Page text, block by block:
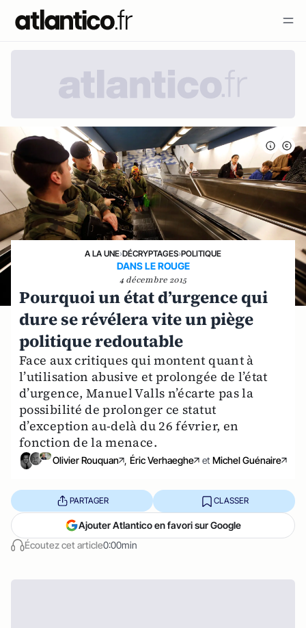
A LA UNE›DÉCRYPTAGES›POLITIQUE
DANS LE ROUGE
4 décembre 2015
Pourquoi un état d’urgence qui
dure se révélera vite un piège
politique redoutable
Face aux critiques qui montent quant à
l’utilisation abusive et prolongée de l’état
d’urgence, Manuel Valls n’écarte pas la
possibilité de prolonger ce statut
d’exception au-delà du 26 février, en
fonction de la menace.
Olivier Rouquan , Éric Verhaeghe et Michel Guénaire
Écoutez cet article0:00min
PARTAGER CLASSER
Ajouter Atlantico en favori sur Google